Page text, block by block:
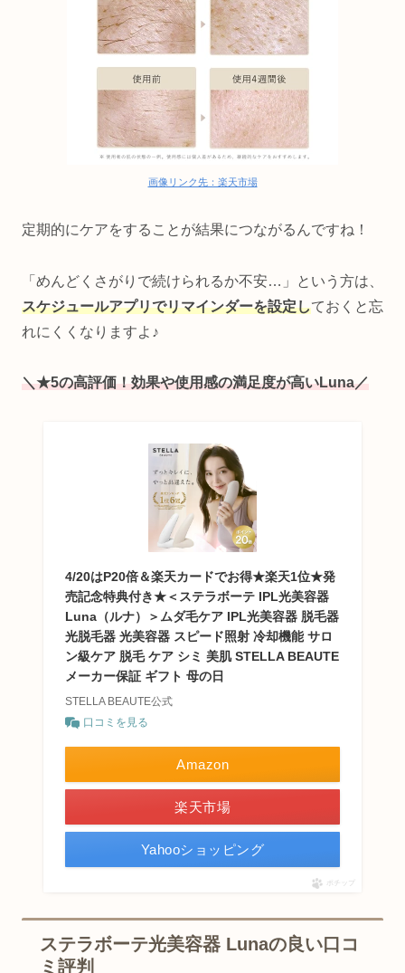
画像リンク先：楽天市場
定期的にケアをすることが結果につながるんですね！
「めんどくさがりで続けられるか不安…」という方は、
スケジュールアプリでリマインダーを設定しておくと忘
れにくくなりますよ♪
＼★5の高評価！効果や使用感の満足度が高いLuna／
4/20はP20倍＆楽天カードでお得★楽天1位★発
売記念特典付き★＜ステラボーテ IPL光美容器
Luna（ルナ）＞ムダ毛ケア IPL光美容器 脱毛器
光脱毛器 光美容器 スピード照射 冷却機能 サロ
ン級ケア 脱毛 ケア シミ 美肌 STELLA BEAUTE
メーカー保証 ギフト 母の日
STELLA BEAUTE公式
口コミを見る
Amazon
楽天市場
Yahooショッピング
ポチップ
ステラボーテ光美容器 Lunaの良い口コ
ミ評判